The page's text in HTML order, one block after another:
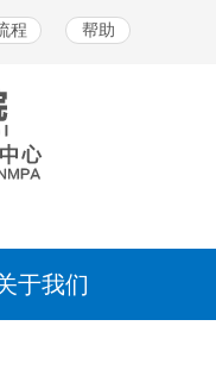
帮助
程
于我们